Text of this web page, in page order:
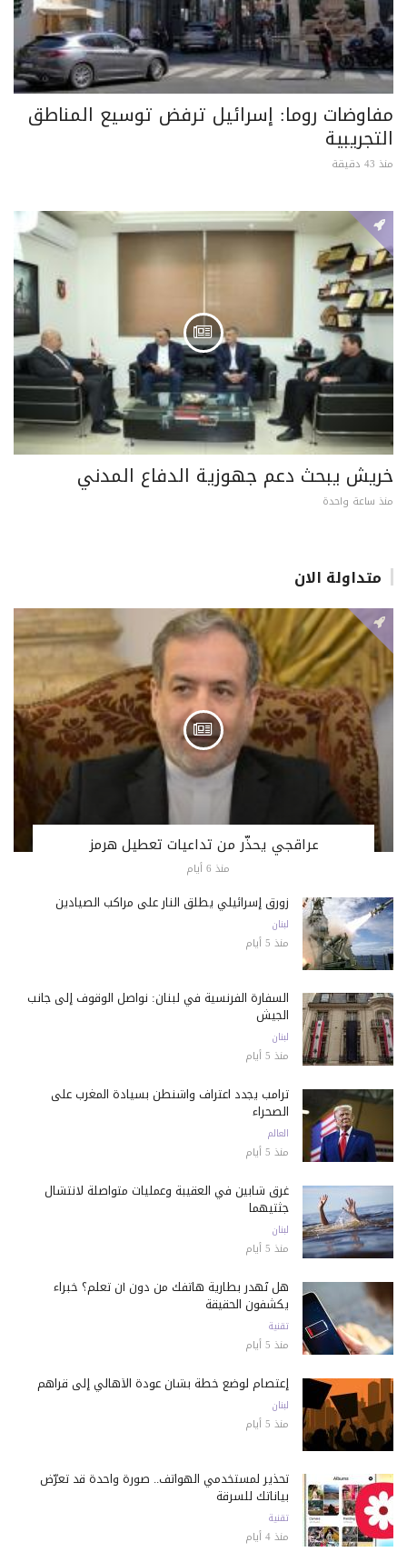
مفاوضات روما: إسرائيل ترفض توسيع المناطق
التجريبية
منذ 43 دقيقة
خريش يبحث دعم جهوزية الدفاع المدني
منذ ساعة واحدة
متداولة الان
عراقجي يحذّر من تداعيات تعطيل هرمز
منذ 6 أيام
زورق إسرائيلي يطلق النار على مراكب الصيادين
لبنان
منذ 5 أيام
السفارة الفرنسية في لبنان: نواصل الوقوف إلى جانب
الجيش
لبنان
منذ 5 أيام
ترامب يجدد اعتراف واشنطن بسيادة المغرب على
الصحراء
العالم
منذ 5 أيام
غرق شابين في العقيبة وعمليات متواصلة لانتشال
جثتيهما
لبنان
منذ 5 أيام
هل تُهدر بطارية هاتفك من دون أن تعلم؟ خبراء
يكشفون الحقيقة
تقنية
منذ 5 أيام
إعتصام لوضع خطة بشأن عودة الأهالي إلى قراهم
لبنان
منذ 5 أيام
تحذير لمستخدمي الهواتف.. صورة واحدة قد تعرّض
بياناتك للسرقة
تقنية
منذ 4 أيام